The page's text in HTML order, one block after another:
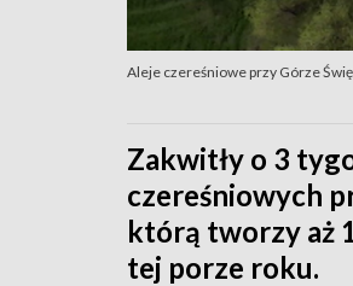
Aleje czereśniowe przy Górze
Zakwitły o 3
czereśniowych
którą tworzy aż
tej porze roku.